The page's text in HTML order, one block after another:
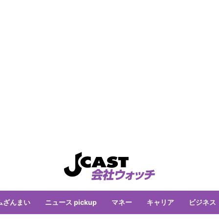
ざんまい ニュース pickup マネー キャリア ビジネス